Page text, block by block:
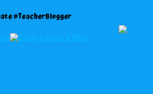
#TeacherBlogger